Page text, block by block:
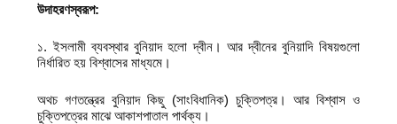
উদাহরণস্বরূপ:
১. ইসলামী ব্যবস্থার বুনিয়াদ হলো দ্বীন। আর দ্বীনের বুনিয়াদি বিষয়গুলো
নির্ধারিত হয় বিশ্বাসের মাধ্যমে।
অথচ গণতন্ত্রের বুনিয়াদ কিছু (সাংবিধানিক) চুক্তিপত্র। আর বিশ্বাস ও
চুক্তিপত্রের মাঝে আকাশপাতাল পার্থক্য।